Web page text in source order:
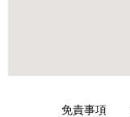
免責事項